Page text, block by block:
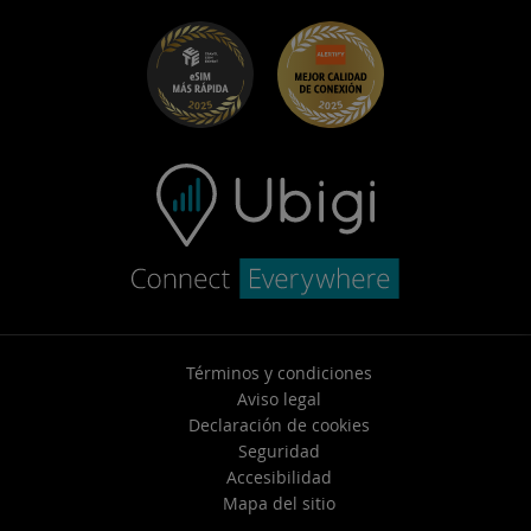
Solucion de problemas
Centro de ayuda
Soporte de contacto
Términos y condiciones
Aviso legal
Declaración de cookies
Seguridad
Accesibilidad
Mapa del sitio